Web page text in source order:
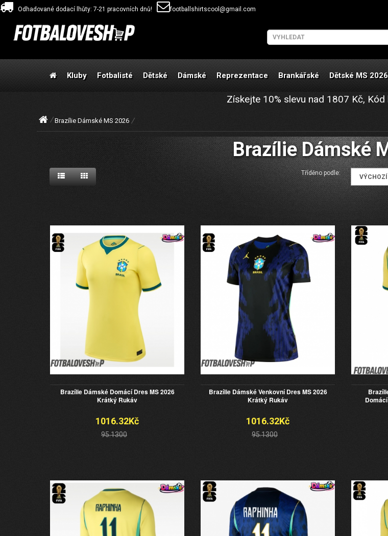
Odhadované dodací lhůty: 7-21 pracovních dnů! footballshirtscool@gmail.com
Kluby Fotbalisté Dětské Dámské Reprezentace Brankářské Dětské MS 2026
Získejte 10% slevu nad 1807 Kč, Kód
Brazílie Dámské MS 2026
Brazílie Dámské
Tříděno podle:
Brazílie Dámské Domácí Dres MS 2026
Krátký Rukáv
1016.32Kč
95.1300
Brazílie Dámské Venkovní Dres MS 2026
Krátký Rukáv
1016.32Kč
95.1300